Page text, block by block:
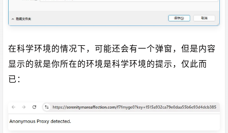
在科学环境的情况下，可能还会有一个弹窗，但是内容
显示的就是你所在的环境是科学环境的提示，仅此而
已：